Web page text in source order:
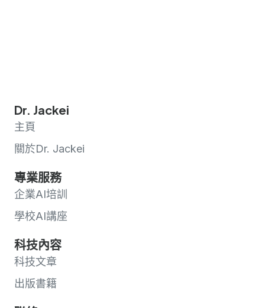
Dr. Jackei
主頁
關於Dr. Jackei
專業服務
企業AI培訓
學校AI講座
科技內容
科技文章
出版書籍